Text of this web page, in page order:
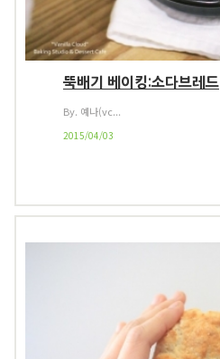
뚝배기 베이킹:소다브레드
By. 예나(vc...
2015/04/03